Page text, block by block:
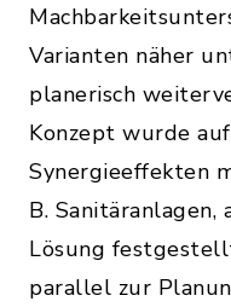
Varianten näher
planerisch
Konzept wurde
Synergieeffekten
B.
Lösung
parallel zur